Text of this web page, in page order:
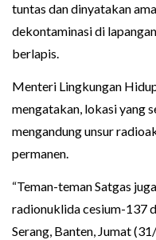
tuntas dan dinyatakan
dekontaminasi di
berlapis.
Menteri Lingkungan
mengatakan, lokasi yang
mengandung unsur
permanen.
“Teman-teman Satgas
radionuklida cesium-137
Serang, Banten, Jumat